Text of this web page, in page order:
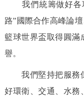
我們統籌做好各
路”國際合作高峰論
籃球世界盃取得圓滿
譽。
我們堅持把服務保
好環衛、交通、水務